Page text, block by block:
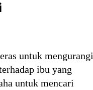
untuk mengurangi
ibu yang
untuk mencari